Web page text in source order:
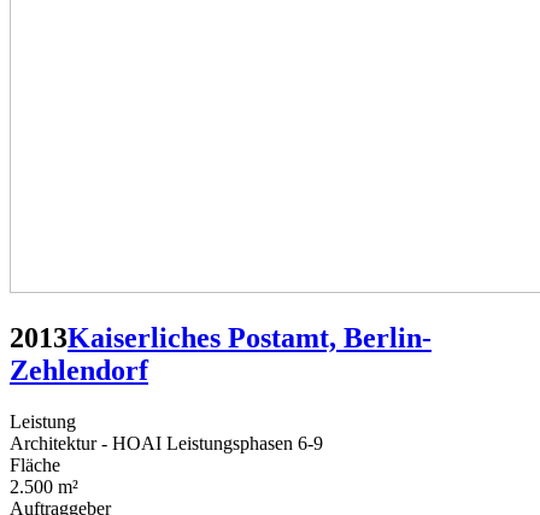
2013Kaiserliches Postamt, Berlin-
Zehlendorf
Leistung
Architektur - HOAI Leistungsphasen 6-9
Fläche
2.500 m²
Auftraggeber